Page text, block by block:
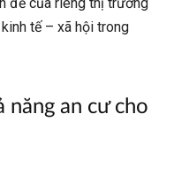
đề của riêng thị trường
tế – xã hội trong
năng an cư cho